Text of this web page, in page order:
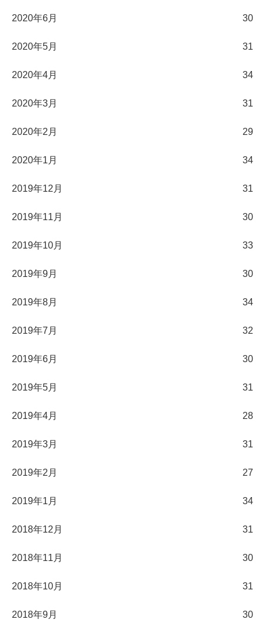
2020年6月 30
2020年5月 31
2020年4月 34
2020年3月 31
2020年2月 29
2020年1月 34
2019年12月 31
2019年11月 30
2019年10月 33
2019年9月 30
2019年8月 34
2019年7月 32
2019年6月 30
2019年5月 31
2019年4月 28
2019年3月 31
2019年2月 27
2019年1月 34
2018年12月 31
2018年11月 30
2018年10月 31
2018年9月 30